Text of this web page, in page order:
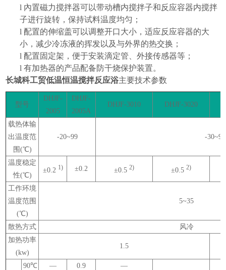
l 內置磁力搅拌器可以带动槽内搅拌子和反应容器内搅拌
子进行旋转，保持试料温度均匀；
l 配置的伸缩盖可以调整开口大小，适应反应容器的大
小，减少冷冻液的挥发以及与外界的热交换；
l 配置固定架，便于安装滴定管、外接传感器等；
l 有加热器的产品配备防干烧保护装置。
长城科工贸低温恒温搅拌反应浴主要技术参数
型号
DHJF-
2005
DHJF-
2005A
DHJF-3010 DHJF-3020
载热体输
出温度范
围 (℃)
-20~99 -30~99
温度稳定
性(℃)
±0.2 1) ±0.2 ±0.52) ±0.52)
工作环境
温度范围
(℃)
5~35
散热方式
风冷
加热功率
(kw)
1.5
90℃ — 0.9 —